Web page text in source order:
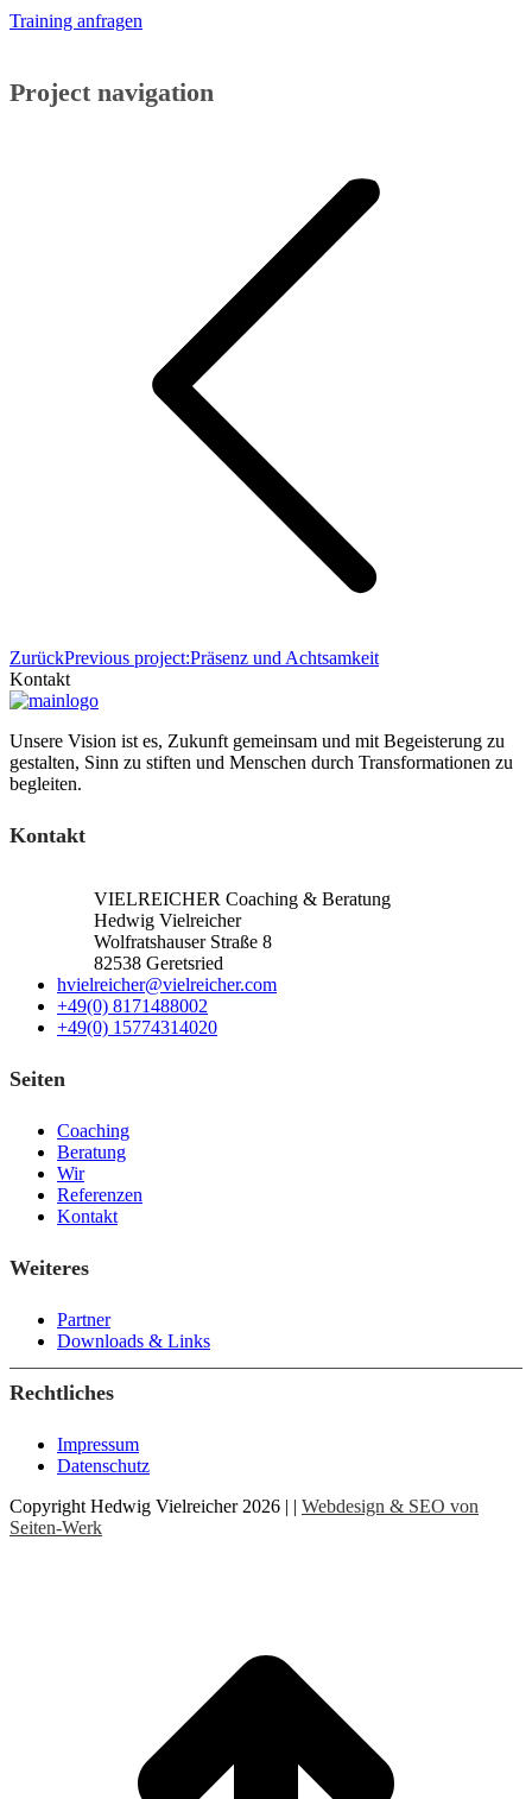
Training anfragen
Project navigation
ZurückPrevious project:Präsenz und Achtsamkeit
Kontakt
Unsere Vision ist es, Zukunft gemeinsam und mit Begeisterung zu
gestalten, Sinn zu stiften und Menschen durch Transformationen zu
begleiten.
Kontakt
VIELREICHER Coaching & Beratung
Hedwig Vielreicher
Wolfratshauser Straße 8
82538 Geretsried
hvielreicher@vielreicher.com
+49(0) 8171488002
+49(0) 15774314020
Seiten
Coaching
Beratung
Wir
Referenzen
Kontakt
Weiteres
Partner
Downloads & Links
Rechtliches
Impressum
Datenschutz
Copyright Hedwig Vielreicher 2026 | | Webdesign & SEO von
Seiten-Werk